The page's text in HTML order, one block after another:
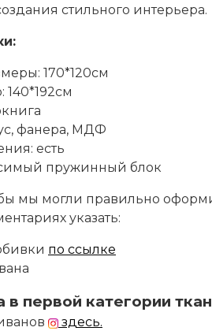
стильного интерьера.
170*120см
140*192см
фанера, МДФ
есть
пружинный блок
мы могли правильно
указать:
по ссылке
в первой категории
здесь.